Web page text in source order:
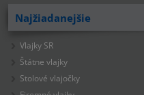
Najžiadanejšie
Vlajky SR
Štátne vlajky
Stolové vlajočky